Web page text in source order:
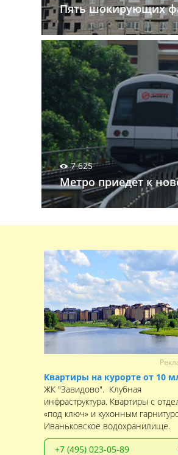
Пять шокирующих
7 625
Метро приедет к
Квартиры на курорте от 10
ЖК "Завидово". Клубная
инфраструктура. Квартиры с
«под ключ» и кухонным
Иваньковское водохранилище.
+7 (495) 023-05-89